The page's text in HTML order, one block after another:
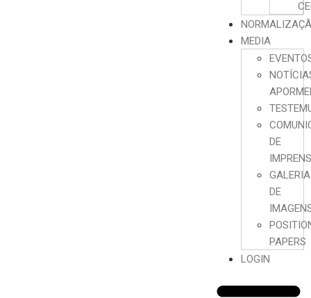
MEDIA
DE
GALERIA
DE
PAPERS
LOGIN